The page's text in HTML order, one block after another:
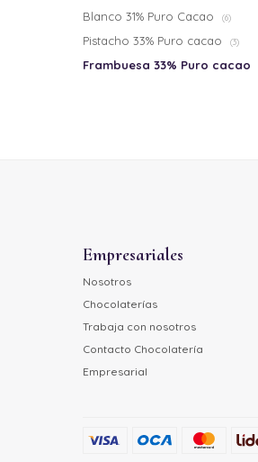
Blanco 31% Puro Cacao (6)
Pistacho 33% Puro cacao (3)
Frambuesa 33% Puro cacao
Empresariales
Nosotros
Chocolaterías
Trabaja con nosotros
Contacto Chocolatería
Empresarial